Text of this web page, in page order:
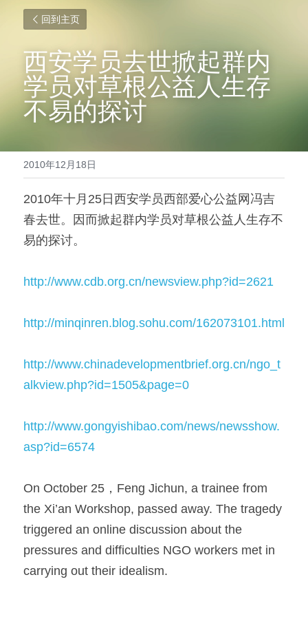
回到主页
西安学员去世掀起群内
学员对草根公益人生存
不易的探讨
2010年12月18日
2010年十月25日西安学员西部爱心公益网冯吉
春去世。因而掀起群内学员对草根公益人生存不
易的探讨。
http://www.cdb.org.cn/newsview.php?id=2621
http://minqinren.blog.sohu.com/162073101.html
http://www.chinadevelopmentbrief.org.cn/ngo_t
alkview.php?id=1505&page=0
http://www.gongyishibao.com/news/newsshow.
asp?id=6574
On October 25，Feng Jichun, a trainee from
the Xi’an Workshop, passed away. The tragedy
triggered an online discussion about the
pressures and difficulties NGO workers met in
carrying out their idealism.